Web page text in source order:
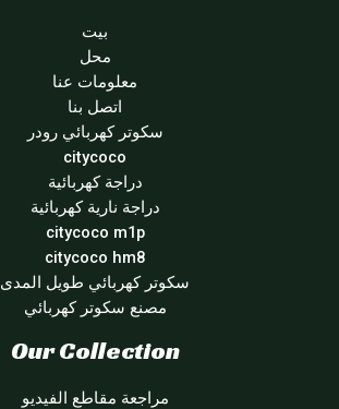
بيت
محل
معلومات عنا
اتصل بنا
سكوتر كهربائي رودر
citycoco
دراجة كهربائية
دراجة نارية كهربائية
citycoco m1p
citycoco hm8
سكوتر كهربائي طويل المدى
مصنع سكوتر كهربائي
Our Collection
مراجعة مقاطع الفيديو